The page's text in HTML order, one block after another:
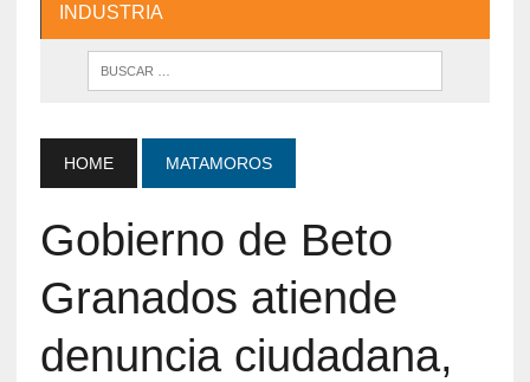
INDUSTRIA
HOME MATAMOROS
Gobierno de Beto
Granados atiende
denuncia ciudadana,